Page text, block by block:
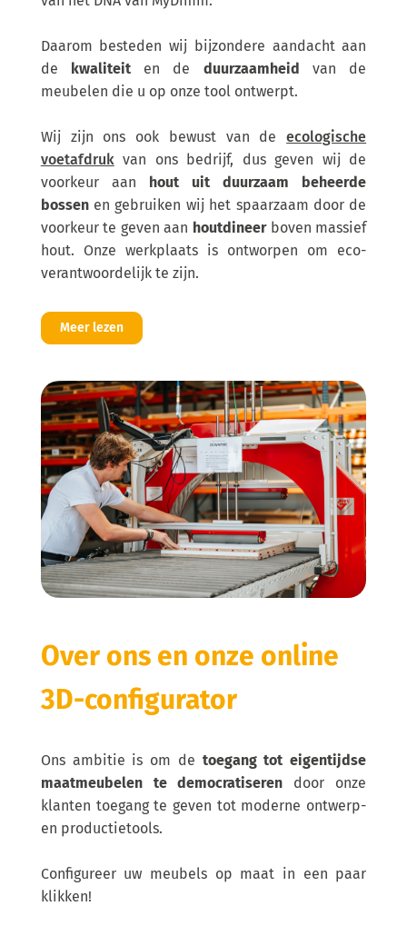
Daarom besteden wij bijzondere aandacht aan
de kwaliteit en de duurzaamheid van de
meubelen die u op onze tool ontwerpt.
Wij zijn ons ook bewust van deecologische
voetafdruk van ons bedrijf, dus geven wij de
voorkeur aan hout uit duurzaam beheerde
bossenen gebruiken wij het spaarzaam door de
voorkeur te geven aan houtdineer boven massief
hout. Onze werkplaats is ontworpen om eco-
verantwoordelijk te zijn.
Meer lezen
Over ons en onze online
3D-configurator
Ons ambitie is om de toegang tot eigentijdse
maatmeubelen te democratiseren door onze
klanten toegang te geven tot moderne ontwerp-
en productietools.
Configureer uw meubels op maat in een paar
klikken!